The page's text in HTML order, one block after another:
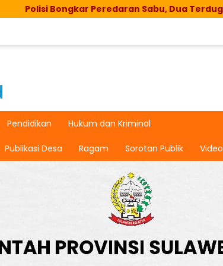
Sabu, Dua Terduga Pelaku Diringkus
Pendidikan Hukum dan Kriminal
Publikasi Desa Ragam Sorotan Publik Video